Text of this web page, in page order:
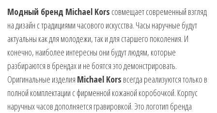
Модный бренд Michael Kors совмещает современный взгляд
на дизайн с традициями часового искусства. Часы наручные будут
актуальны как для молодежи, так и для старшего поколения. И
конечно, наиболее интересны они будут людям, которые
разбираются в брендах и не боятся это демонстрировать.
Оригинальные изделия Michael Kors всегда реализуются только в
полной комплектации с фирменной кожаной коробочкой. Корпус
наручных часов дополняется гравировкой. Это логотип бренда